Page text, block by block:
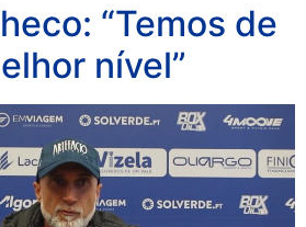
“Temos de
nível”